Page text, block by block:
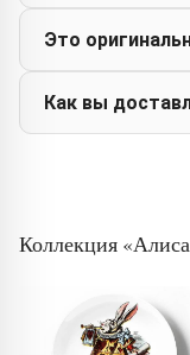
Это
Как вы
Коллекция